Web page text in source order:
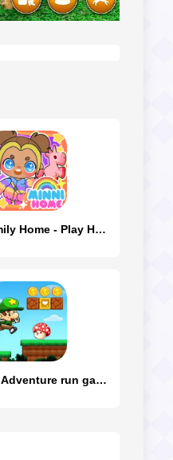
Minni Family Home - Play House
Bob Run: Adventure run game